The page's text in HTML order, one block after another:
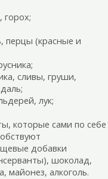
горох;
перцы (красные и
сливы, груши,
лук;
которые сами по себе
добавки
шоколад,
майонез, алкоголь.